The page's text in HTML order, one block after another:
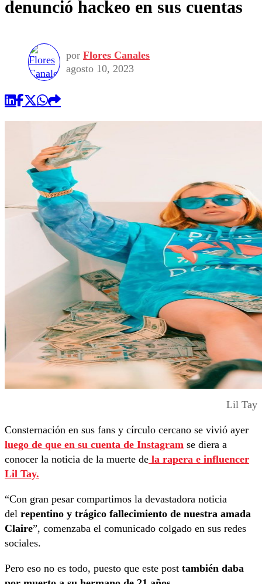
denunció hackeo en sus cuentas
por Flores Canales
agosto 10, 2023
Lil Tay
Consternación en sus fans y círculo cercano se vivió ayer
luego de que en su cuenta de Instagram se diera a
conocer la noticia de la muerte de la rapera e influencer
Lil Tay.
“Con gran pesar compartimos la devastadora noticia
del repentino y trágico fallecimiento de nuestra amada
Claire”, comenzaba el comunicado colgado en sus redes
sociales.
Pero eso no es todo, puesto que este post también daba